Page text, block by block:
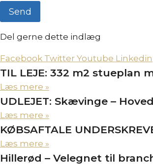
Send
Del gerne dette indlæg
Facebook Twitter Youtube Linkedin
TIL LEJE: 332 m2 stueplan
Læs mere »
UDLEJET: Skævinge –
Læs mere »
KØBSAFTALE
Læs mere »
Hillerød – Velegnet til